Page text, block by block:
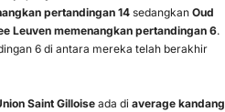
pertandingan 14sedangkan Oud
Leuven memenangkan pertandingan 6.
6 di antara mereka telah berakhir
Saint Gilloiseada di average kandang